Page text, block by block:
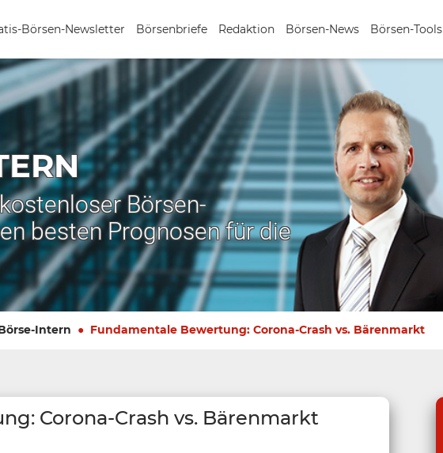
Börsen-Newsletter Börsenbriefe Redaktion Börsen-News Börsen-Tools
Börsen-
besten Prognosen für die
Intern Fundamentale Bewertung: Corona-Crash vs. Bärenmarkt
Corona-Crash vs. Bärenmarkt